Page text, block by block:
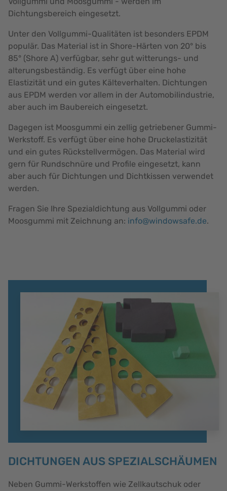
Dichtungsbereich eingesetzt.
Unter den Vollgummi-Qualitäten ist besonders EPDM
populär. Das Material ist in Shore-Härten von 20° bis
85° (Shore A) verfügbar, sehr gut witterungs- und
alterungsbeständig. Es verfügt über eine hohe
Elastizität und ein gutes Kälteverhalten. Dichtungen
aus EPDM werden vor allem in der Automobilindustrie,
aber auch im Baubereich eingesetzt.
Dagegen ist Moosgummi ein zellig getriebener Gummi-
Werkstoff. Es verfügt über eine hohe Druckelastizität
und ein gutes Rückstellvermögen. Das Material wird
gern für Rundschnüre und Profile eingesetzt, kann
aber auch für Dichtungen und Dichtkissen verwendet
werden.
Fragen Sie Ihre Spezialdichtung aus Vollgummi oder
Moosgummi mit Zeichnung an: info@windowsafe.de.
DICHTUNGEN AUS SPEZIALSCHÄUMEN
Neben Gummi-Werkstoffen wie Zellkautschuk oder